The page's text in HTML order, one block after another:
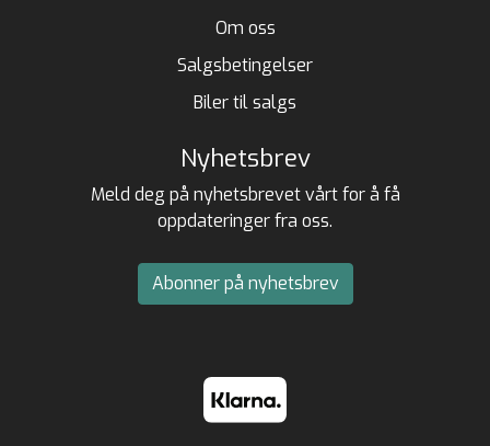
Om oss
Salgsbetingelser
Biler til salgs
Nyhetsbrev
Meld deg på nyhetsbrevet vårt for å få
oppdateringer fra oss.
Abonner på nyhetsbrev